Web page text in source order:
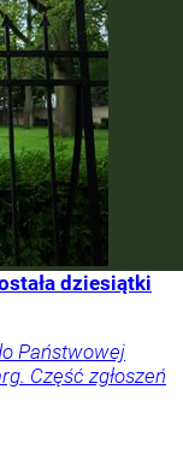
dziesiątki
Państwowej
Część zgłoszeń